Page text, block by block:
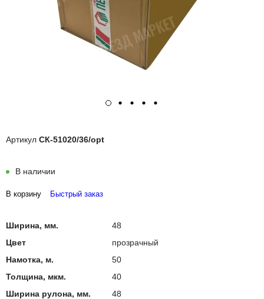
Артикул СК-51020/36/opt
В наличии
В корзину Быстрый заказ
Ширина, мм.
48
Цвет
прозрачный
Намотка, м.
50
Толщина, мкм.
40
Ширина рулона, мм.
48